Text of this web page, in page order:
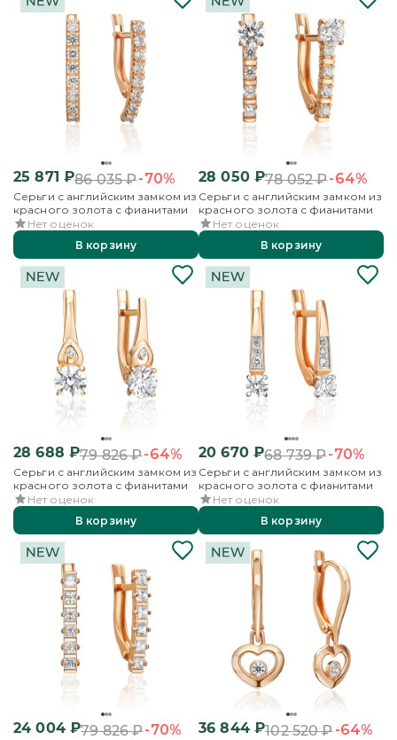
25 871 ₽86 035₽-70%
Серьги с английским замком из
красного золота с фианитами
Нет оценок
В корзину
28 050₽78 052₽-64%
Серьги с английским замком из
красного золота с фианитами
Нет оценок
В корзину
28 688 ₽79 826₽-64%
Серьги с английским замком из
красного золота с фианитами
Нет оценок
В корзину
20 670₽68 739₽-70%
Серьги с английским замком из
красного золота с фианитами
Нет оценок
В корзину
24 004₽79 826₽-70% 36 844₽102 520₽-64%